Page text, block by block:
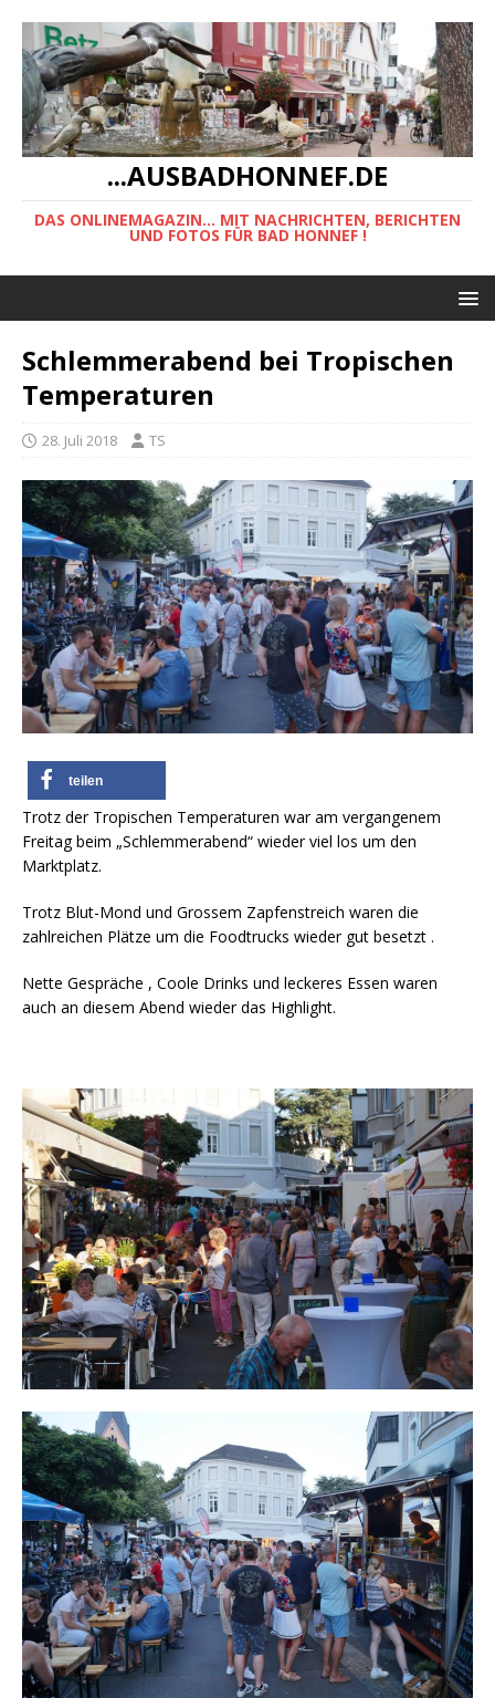
...AUSBADHONNEF.DE
DAS ONLINEMAGAZIN... MIT NACHRICHTEN, BERICHTEN
UND FOTOS FÜR BAD HONNEF !
Schlemmerabend bei Tropischen
Temperaturen
28. Juli 2018 TS
teilen
Trotz der Tropischen Temperaturen war am vergangenem
Freitag beim „Schlemmerabend“ wieder viel los um den
Marktplatz.
Trotz Blut-Mond und Grossem Zapfenstreich waren die
zahlreichen Plätze um die Foodtrucks wieder gut besetzt .
Nette Gespräche , Coole Drinks und leckeres Essen waren
auch an diesem Abend wieder das Highlight.